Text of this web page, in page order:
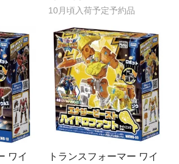
10月頃入荷予定予約品
ワイ
トランスフォーマー ワイ